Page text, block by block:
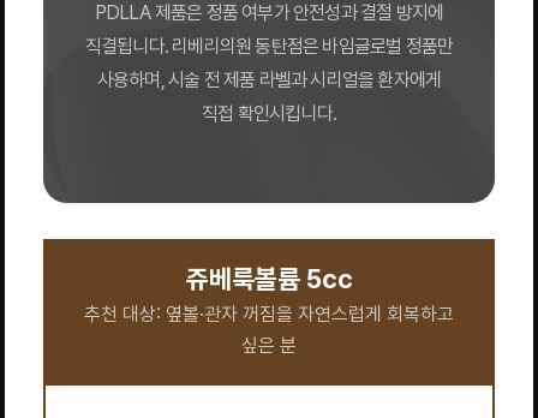
PDLLA 제품은 정품 여부가 안전성과 결절 방지에
직결됩니다. 리베리의원 동탄점은 바임글로벌 정품만
사용하며, 시술 전 제품 라벨과 시리얼을 환자에게
직접 확인시킵니다.
쥬베룩볼륨 5cc
추천 대상: 옆볼·관자 꺼짐을 자연스럽게 회복하고
싶은 분